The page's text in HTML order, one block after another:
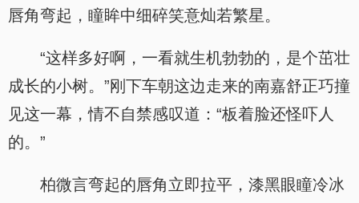
唇角弯起，瞳眸中细碎笑意灿若繁星。
“这样多好啊，一看就生机勃勃的，是个茁壮
成长的小树。”刚下车朝这边走来的南嘉舒正巧撞
见这一幕，情不自禁感叹道：“板着脸还怪吓人
的。”
柏微言弯起的唇角立即拉平，漆黑眼瞳冷冰